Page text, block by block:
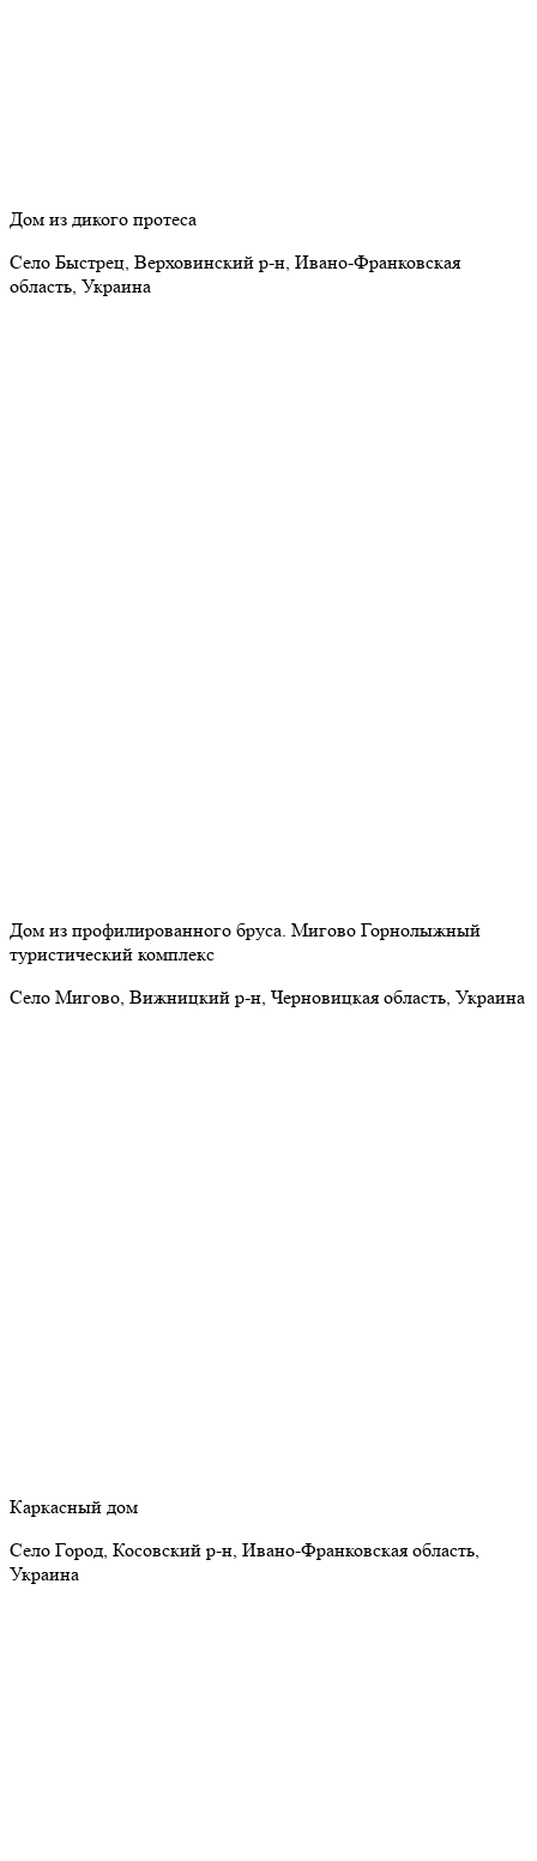
Дом из дикого протеса
Село Быстрец, Верховинский р-н, Ивано-Франковская
область, Украина
Дом из профилированного бруса. Мигово Горнолыжный
туристический комплекс
Село Мигово, Вижницкий р-н, Черновицкая область, Украина
Каркасный дом
Село Город, Косовский р-н, Ивано-Франковская область,
Украина